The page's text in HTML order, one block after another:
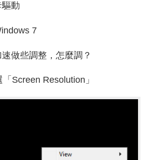
動
7
做些調整，怎麼調？
Screen Resolution」